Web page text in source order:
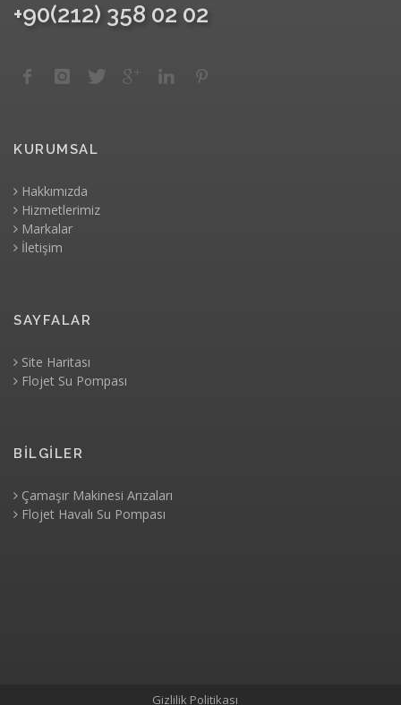
+90(212) 358 02 02
KURUMSAL
Hakkımızda
Hizmetlerimiz
Markalar
İletişim
SAYFALAR
Site Haritası
Flojet Su Pompası
BİLGİLER
Çamaşır Makinesi Arızaları
Flojet Havalı Su Pompası
Gizlilik Politikası